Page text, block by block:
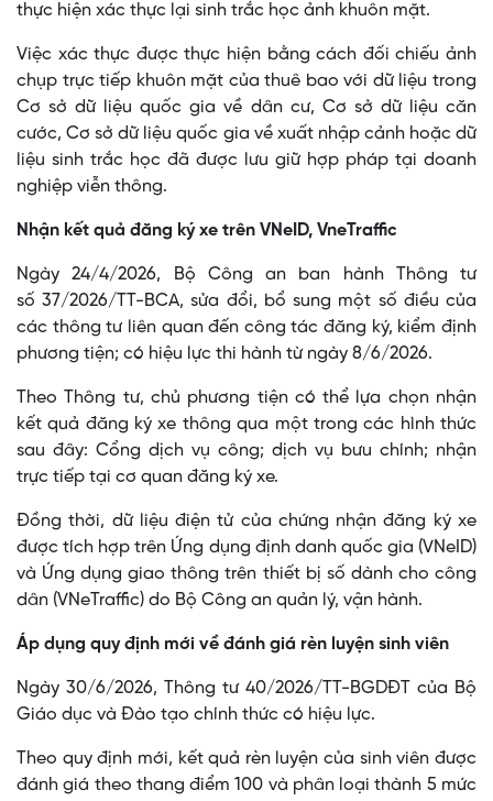
thực hiện xác thực lại sinh trắc học ảnh khuôn mặt.
Việc xác thực được thực hiện bằng cách đối chiếu ảnh
chụp trực tiếp khuôn mặt của thuê bao với dữ liệu trong
Cơ sở dữ liệu quốc gia về dân cư, Cơ sở dữ liệu căn
cước, Cơ sở dữ liệu quốc gia về xuất nhập cảnh hoặc dữ
liệu sinh trắc học đã được lưu giữ hợp pháp tại doanh
nghiệp viễn thông.
Nhận kết quả đăng ký xe trên VNeID, VneTraffic
Ngày 24/4/2026, Bộ Công an ban hành Thông tư
số 37/2026/TT-BCA, sửa đổi, bổ sung một số điều của
các thông tư liên quan đến công tác đăng ký, kiểm định
phương tiện; có hiệu lực thi hành từ ngày 8/6/2026.
Theo Thông tư, chủ phương tiện có thể lựa chọn nhận
kết quả đăng ký xe thông qua một trong các hình thức
sau đây: Cổng dịch vụ công; dịch vụ bưu chính; nhận
trực tiếp tại cơ quan đăng ký xe.
Đồng thời, dữ liệu điện tử của chứng nhận đăng ký xe
được tích hợp trên Ứng dụng định danh quốc gia (VNeID)
và Ứng dụng giao thông trên thiết bị số dành cho công
dân (VNeTraffic) do Bộ Công an quản lý, vận hành.
Áp dụng quy định mới về đánh giá rèn luyện sinh viên
Ngày 30/6/2026, Thông tư 40/2026/TT-BGDĐT của Bộ
Giáo dục và Đào tạo chính thức có hiệu lực.
Theo quy định mới, kết quả rèn luyện của sinh viên được
đánh giá theo thang điểm 100 và phân loại thành 5 mức